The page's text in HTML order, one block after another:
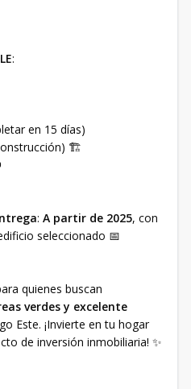
:
en 15 días)
🏗️
: A partir de 2025, con
seleccionado 📅
quienes buscan
verdes y excelente
Este. ¡Invierte en tu hogar
de inversión inmobiliaria! ✨